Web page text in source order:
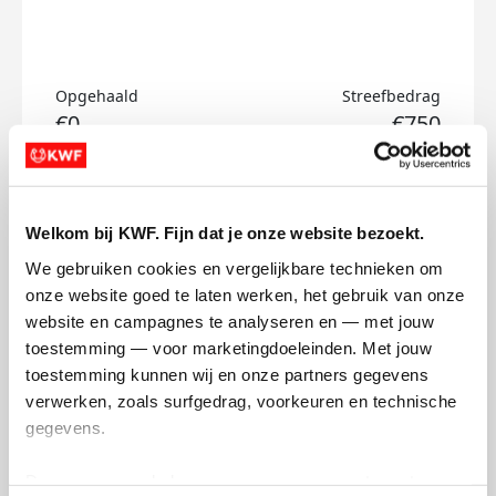
Welkom bij KWF. Fijn dat je onze website bezoekt.
We gebruiken cookies en vergelijkbare technieken om
onze website goed te laten werken, het gebruik van onze
website en campagnes te analyseren en — met jouw
toestemming — voor marketingdoeleinden. Met jouw
toestemming kunnen wij en onze partners gegevens
verwerken, zoals surfgedrag, voorkeuren en technische
gegevens.
Opgehaald
€0
Streefbedrag
€750
Doneer
Cheng's badges